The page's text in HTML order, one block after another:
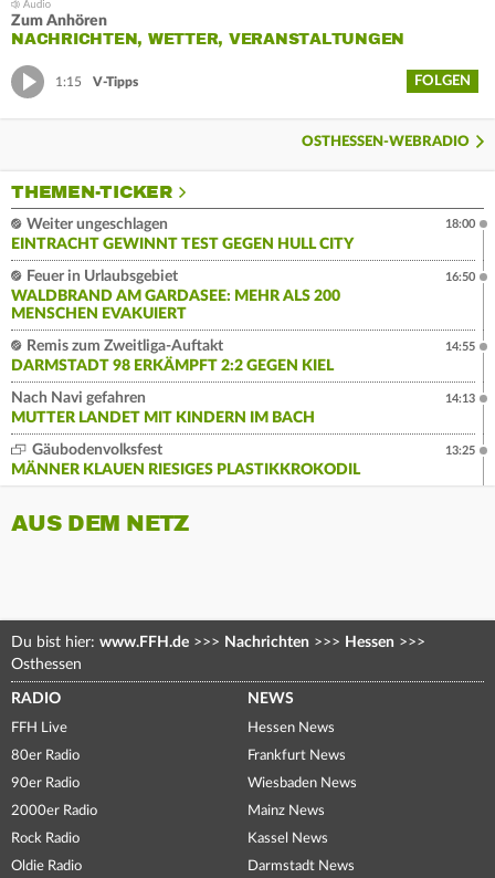
Zum Anhören
NACHRICHTEN, WETTER, VERANSTALTUNGEN
1:15 V-Tipps FOLGEN
OSTHESSEN-WEBRADIO
THEMEN-TICKER
Weiter ungeschlagen
EINTRACHT GEWINNT TEST GEGEN HULL CITY
18:00
Feuer in Urlaubsgebiet
WALDBRAND AM GARDASEE: MEHR ALS 200
MENSCHEN EVAKUIERT
16:50
Remis zum Zweitliga-Auftakt
DARMSTADT 98 ERKÄMPFT 2:2 GEGEN KIEL
14:55
Nach Navi gefahren
MUTTER LANDET MIT KINDERN IM BACH
14:13
Gäubodenvolksfest
MÄNNER KLAUEN RIESIGES PLASTIKKROKODIL
13:25
AUS DEM NETZ
Du bist hier: www.FFH.de >>> Nachrichten >>> Hessen >>>
Osthessen
RADIO
FFH Live
80er Radio
90er Radio
2000er Radio
Rock Radio
Oldie Radio
NEWS
Hessen News
Frankfurt News
Wiesbaden News
Mainz News
Kassel News
Darmstadt News